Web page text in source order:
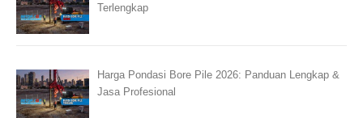
Terlengkap
Harga Pondasi Bore Pile 2026: Panduan Lengkap &
Jasa Profesional